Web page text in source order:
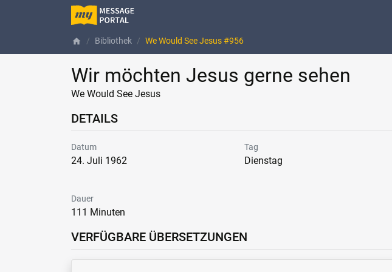
home Bibliothek We Would See Jesus #956
Wir möchten Jesus gerne sehen
We Would See Jesus
DETAILS
Datum
24. Juli 1962
Tag
Dienstag
Dauer
111 Minuten
VERFÜGBARE ÜBERSETZUNGEN